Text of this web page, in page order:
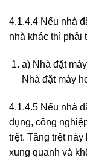
4.1.4.4 Nếu nhà
nhà khác thì phải
a) Nhà đặt
Nhà đặt máy
4.1.4.5 Nếu nhà
dụng, công
trệt. Tầng trệt
xung quanh và